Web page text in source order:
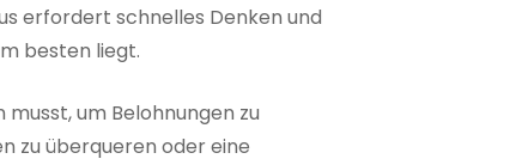
erfordert schnelles Denken und
besten liegt.
um Belohnungen zu
zu überqueren oder eine